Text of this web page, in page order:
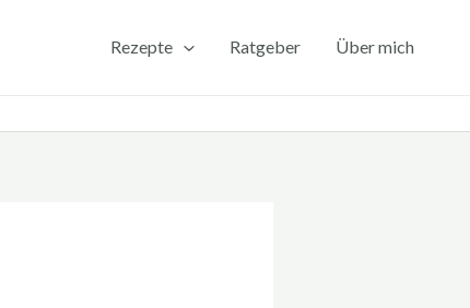
Rezepte Ratgeber Über mich